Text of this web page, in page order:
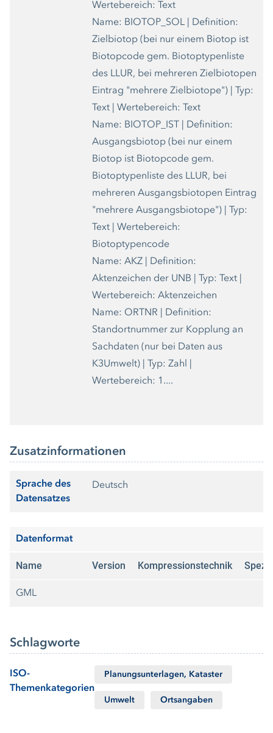
Wertebereich: Text
Name: BIOTOP_SOL | Definition:
Zielbiotop (bei nur einem Biotop ist
Biotopcode gem. Biotoptypenliste
des LLUR, bei mehreren Zielbiotopen
Eintrag "mehrere Zielbiotope") | Typ:
Text | Wertebereich: Text
Name: BIOTOP_IST | Definition:
Ausgangsbiotop (bei nur einem
Biotop ist Biotopcode gem.
Biotoptypenliste des LLUR, bei
mehreren Ausgangsbiotopen Eintrag
"mehrere Ausgangsbiotope") | Typ:
Text | Wertebereich:
Biotoptypencode
Name: AKZ | Definition:
Aktenzeichen der UNB | Typ: Text |
Wertebereich: Aktenzeichen
Name: ORTNR | Definition:
Standortnummer zur Kopplung an
Sachdaten (nur bei Daten aus
K3Umwelt) | Typ: Zahl |
Wertebereich: 1....
Zusatzinformationen
Sprache des
Datensatzes
Deutsch
Datenformat
Name Version Kompressionstechnik
GML
Schlagworte
ISO-
Themenkategorien
Planungsunterlagen, Kataster
Umwelt Ortsangaben